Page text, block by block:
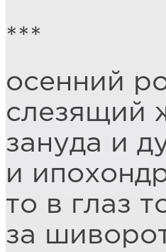
***
осенний
слезящий
зануда и
и
то в глаз
за